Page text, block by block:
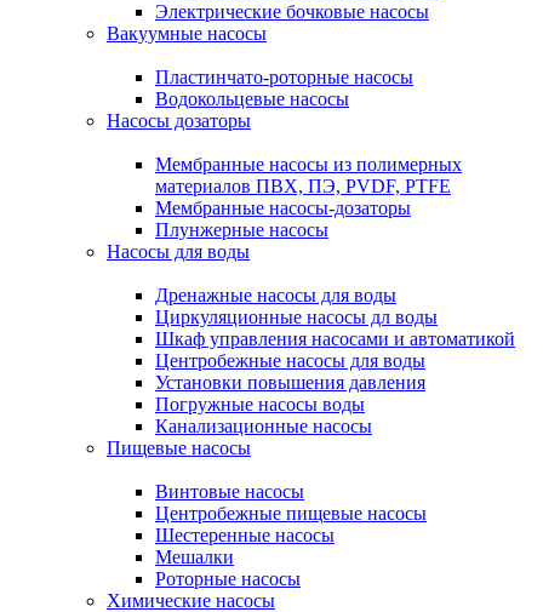
Электрические бочковые насосы
Вакуумные насосы
Пластинчато-роторные насосы
Водокольцевые насосы
Насосы дозаторы
Мембранные насосы из полимерных
материалов ПВХ, ПЭ, PVDF, PTFE
Мембранные насосы-дозаторы
Плунжерные насосы
Насосы для воды
Дренажные насосы для воды
Циркуляционные насосы дл воды
Шкаф управления насосами и автоматикой
Центробежные насосы для воды
Установки повышения давления
Погружные насосы воды
Канализационные насосы
Пищевые насосы
Винтовые насосы
Центробежные пищевые насосы
Шестеренные насосы
Мешалки
Роторные насосы
Химические насосы